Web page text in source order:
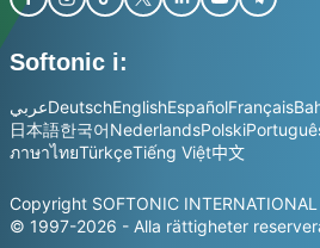
Softonic i:
عربيDeutschEnglishEspañolFrançais
日本語한국어NederlandsPolski
ภาษาไทยTürkçeTiếng Việt中文
Copyright SOFTONIC INTERNATIONAL
© 1997-2026 - Alla rättigheter